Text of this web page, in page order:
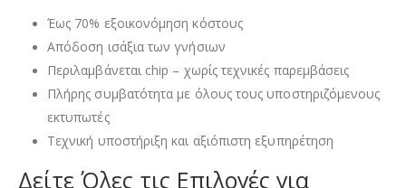
Έως 70% εξοικονόμηση κόστους
Απόδοση ισάξια των γνήσιων
Περιλαμβάνεται chip – χωρίς τεχνικές παρεμβάσεις
Πλήρης συμβατότητα με όλους τους υποστηριζόμενους
εκτυπωτές
Τεχνική υποστήριξη και αξιόπιστη εξυπηρέτηση
Δείτε Όλες τις Επιλογές για